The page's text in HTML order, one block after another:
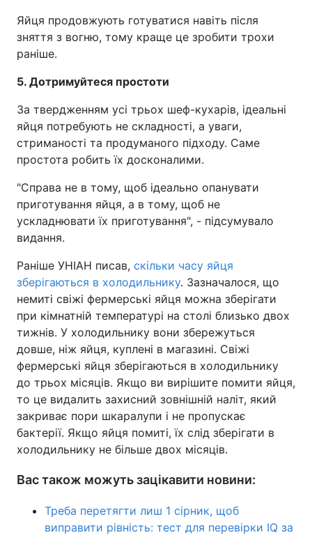
Яйця продовжують готуватися навіть після
зняття з вогню, тому краще це зробити трохи
раніше.
5. Дотримуйтеся простоти
За твердженням усі трьох шеф-кухарів, ідеальні
яйця потребують не складності, а уваги,
стриманості та продуманого підходу. Саме
простота робить їх досконалими.
"Справа не в тому, щоб ідеально опанувати
приготування яйця, а в тому, щоб не
ускладнювати їх приготування", - підсумувало
видання.
Раніше УНІАН писав, скільки часу яйця
зберігаються в холодильнику. Зазначалося, що
немиті свіжі фермерські яйця можна зберігати
при кімнатній температурі на столі близько двох
тижнів. У холодильнику вони збережуться
довше, ніж яйця, куплені в магазині. Свіжі
фермерські яйця зберігаються в холодильнику
до трьох місяців. Якщо ви вирішите помити яйця,
то це видалить захисний зовнішній наліт, який
закриває пори шкаралупи і не пропускає
бактерії. Якщо яйця помиті, їх слід зберігати в
холодильнику не більше двох місяців.
Вас також можуть зацікавити новини:
Треба перетягти лиш 1 сірник, щоб
виправити рівність: тест для перевірки IQ за